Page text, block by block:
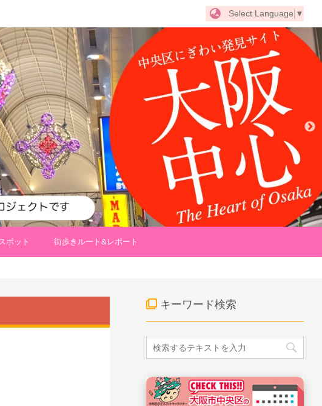
Select Language ▼
ポット 街歩きルート&レポート
キーワード検索